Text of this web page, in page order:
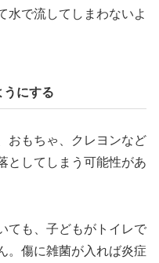
水で流してしまわないよ
うにする
おもちゃ、クレヨンなど
としてしまう可能性があ
ても、子どもがトイレで
。傷に雑菌が入れば炎症